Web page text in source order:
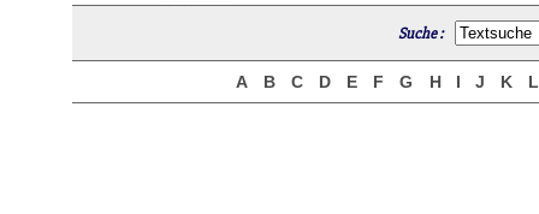
Suche :
A B C D E F G H I J K